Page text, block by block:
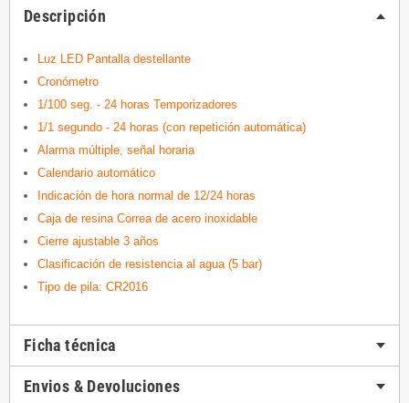
Descripción
Luz LED Pantalla destellante
Cronómetro
1/100 seg. - 24 horas Temporizadores
1/1 segundo - 24 horas (con repetición automática)
Alarma múltiple, señal horaria
Calendario automático
Indicación de hora normal de 12/24 horas
Caja de resina Correa de acero inoxidable
Cierre ajustable 3 años
Clasificación de resistencia al agua (5 bar)
Tipo de pila: CR2016
Ficha técnica
Envios & Devoluciones